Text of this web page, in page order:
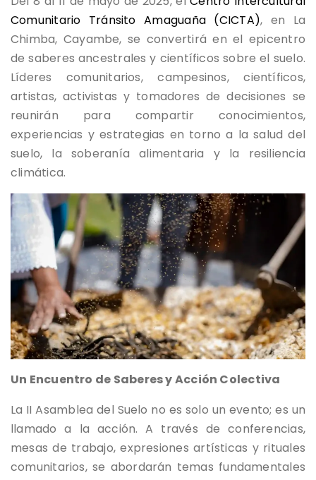
Comunitario Tránsito Amaguaña (CICTA), en La
Chimba, Cayambe, se convertirá en el epicentro
de saberes ancestrales y científicos sobre el suelo.
Líderes comunitarios, campesinos, científicos,
artistas, activistas y tomadores de decisiones se
reunirán para compartir conocimientos,
experiencias y estrategias en torno a la salud del
suelo, la soberanía alimentaria y la resiliencia
climática.
Un Encuentro de Saberes y Acción Colectiva
La II Asamblea del Suelo no es solo un evento; es un
llamado a la acción. A través de conferencias,
mesas de trabajo, expresiones artísticas y rituales
comunitarios, se abordarán temas fundamentales